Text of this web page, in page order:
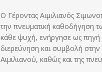
Ο Γέροντας Αιμιλιανός
την πνευματική καθοδήγηση
κάθε ψυχή, ενήργησε ως
διερεύνηση και συμβολή
Αιμιλιανού, καθώς και της